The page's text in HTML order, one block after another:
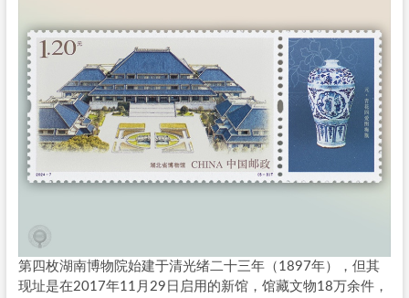
第四枚湖南博物院始建于清光绪二十三年（1897年），但其
现址是在2017年11月29日启用的新馆，馆藏文物18万余件，